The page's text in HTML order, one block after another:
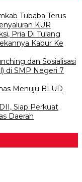
Tubaba Terus
KUR
Pria Di Tulang
Kabur Ke
dan Sosialisasi
di SMP Negeri 7
Menuju BLUD
Siap Perkuat
Daerah